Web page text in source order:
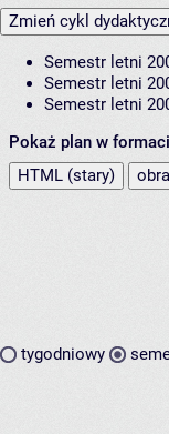
Zmień cykl
Semestr letni
Semestr letni
Semestr letni
Pokaż plan w
HTML (stary)
tygodniowy